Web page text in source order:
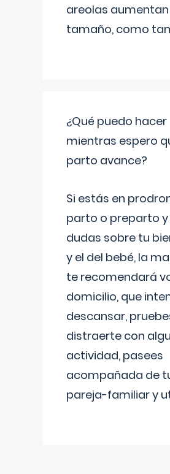
areolas
tamaño, como
¿Qué puedo hacer
mientras espero
parto avance?
Si estás en
parto o preparto y
dudas sobre tu
y el del bebé, la
te recomendará
domicilio, que
descansar,
distraerte con
actividad, pasees
acompañada de
pareja-familiar y